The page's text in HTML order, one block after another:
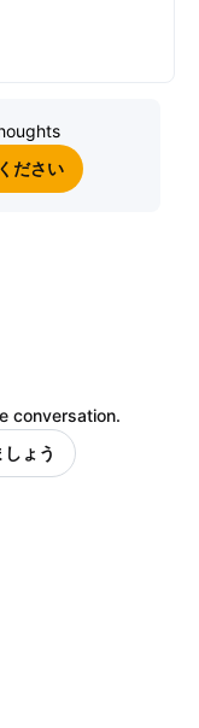
ださい
conversation.
ょう